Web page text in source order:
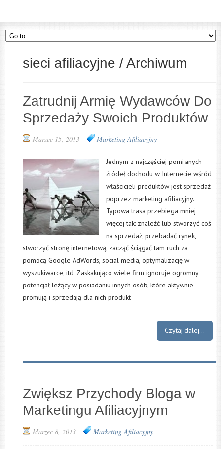
sieci afiliacyjne / Archiwum
Zatrudnij Armię Wydawców Do
Sprzedaży Swoich Produktów
Marzec 15, 2013 Marketing Afiliacyjny
Jednym z najczęściej pomijanych
źródeł dochodu w Internecie wśród
właścicieli produktów jest sprzedaż
poprzez marketing afiliacyjny.
Typowa trasa przebiega mniej
więcej tak: znaleźć lub stworzyć coś
na sprzedaż, przebadać rynek,
stworzyć stronę internetową, zacząć ściągać tam ruch za
pomocą Google AdWords, social media, optymalizację w
wyszukiwarce, itd. Zaskakująco wiele firm ignoruje ogromny
potencjał leżący w posiadaniu innych osób, które aktywnie
promują i sprzedają dla nich produkt
Czytaj dalej...
Zwiększ Przychody Bloga w
Marketingu Afiliacyjnym
Marzec 8, 2013 Marketing Afiliacyjny